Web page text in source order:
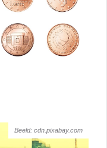
Beeld: cdn.pixabay.com